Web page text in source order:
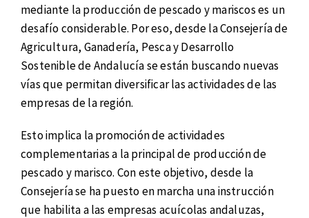
mediante la producción de pescado y mariscos es un
desafío considerable. Por eso, desde la Consejería de
Agricultura, Ganadería, Pesca y Desarrollo
Sostenible de Andalucía se están buscando nuevas
vías que permitan diversificar las actividades de las
empresas de la región.
Esto implica la promoción de actividades
complementarias a la principal de producción de
pescado y marisco. Con este objetivo, desde la
Consejería se ha puesto en marcha una instrucción
que habilita a las empresas acuícolas andaluzas,